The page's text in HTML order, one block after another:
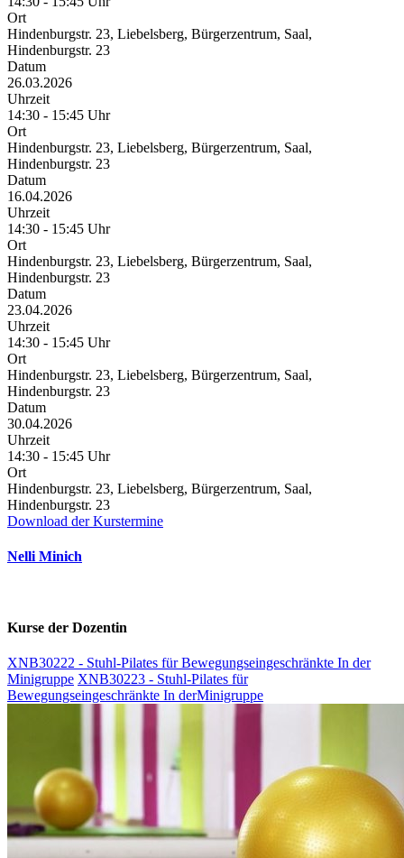
Ort
Hindenburgstr. 23, Liebelsberg, Bürgerzentrum, Saal,
Hindenburgstr. 23
Datum
26.03.2026
Uhrzeit
14:30 - 15:45 Uhr
Ort
Hindenburgstr. 23, Liebelsberg, Bürgerzentrum, Saal,
Hindenburgstr. 23
Datum
16.04.2026
Uhrzeit
14:30 - 15:45 Uhr
Ort
Hindenburgstr. 23, Liebelsberg, Bürgerzentrum, Saal,
Hindenburgstr. 23
Datum
23.04.2026
Uhrzeit
14:30 - 15:45 Uhr
Ort
Hindenburgstr. 23, Liebelsberg, Bürgerzentrum, Saal,
Hindenburgstr. 23
Datum
30.04.2026
Uhrzeit
14:30 - 15:45 Uhr
Ort
Hindenburgstr. 23, Liebelsberg, Bürgerzentrum, Saal,
Hindenburgstr. 23
Download der Kurstermine
Nelli Minich
Kurse der Dozentin
XNB30222 - Stuhl-Pilates für Bewegungseingeschränkte In der
Minigruppe XNB30223 - Stuhl-Pilates für
Bewegungseingeschränkte In derMinigruppe